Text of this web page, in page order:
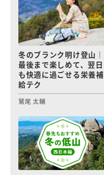
冬のブランク明け登山｜
最後まで楽しめて、翌日
も快適に過ごせる栄養補
給テク
鷲尾 太輔